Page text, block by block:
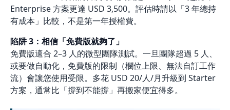
Enterprise 方案更達 USD 3,500。評估時請以「3 年總持
有成本」比較，不是第一年授權費。
陷阱 3：相信「免費版就夠了」
免費版適合 2–3 人的微型團隊測試。一旦團隊超過 5 人、
或要做自動化，免費版的限制（欄位上限、無法自訂工作
流）會讓您使用受限。多花 USD 20/人/月升級到 Starter
方案，通常比「撐到不能撐」再搬家便宜得多。